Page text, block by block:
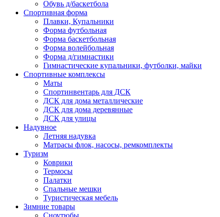
Обувь д/баскетбола
Спортивная форма
Плавки, Купальники
Форма футбольная
Форма баскетбольная
Форма волейбольная
Форма д/гимнастики
Гимнастические купальники, футболки, майки
Спортивные комплексы
Маты
Спортинвентарь для ДСК
ДСК для дома металлические
ДСК для дома деревянные
ДСК для улицы
Надувное
Летняя надувка
Матрасы флок, насосы, ремкомплекты
Туризм
Коврики
Термосы
Палатки
Спальные мешки
Туристическая мебель
Зимние товары
Сноутюбы